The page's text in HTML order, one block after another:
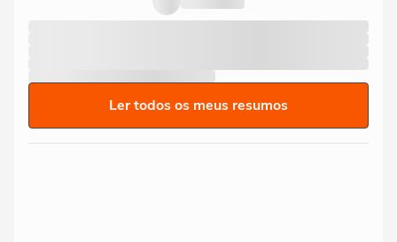
Ler todos os meus resumos